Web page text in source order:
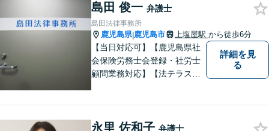
き合い、解決までしっかりサ
ポートします。【電話・WEB
相談も対応可能】
島田 俊一 弁護士
島田法律事務所
鹿児島県|鹿児島市 上塩屋駅 から徒歩6分
【当日対応可】【鹿児島県社
会保険労務士会登録・社労士
顧問業務対応】【法テラス対
詳細を見
る
永里 佐和子 弁護士